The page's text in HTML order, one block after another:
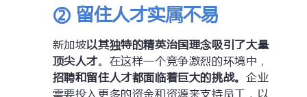
② 留住人才实属不易
新加坡以其独特的精英治国理念吸引了大量
顶尖人才。在这样一个竞争激烈的环境中，
招聘和留住人才都面临着巨大的挑战。 企业
需要投入更多的资金和资源来支持员工，以